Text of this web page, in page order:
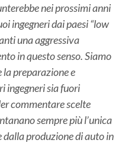
nei prossimi anni
ingegneri dai paesi “low
una aggressiva
in questo senso. Siamo
preparazione e
ingegneri sia fuori
commentare scelte
sempre più l’unica
produzione di auto in